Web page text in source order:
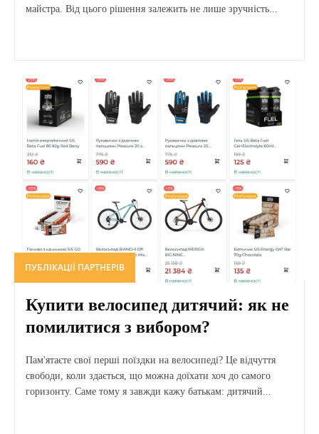
майстра. Від цього рішення залежить не лише зручність...
ПУБЛІКАЦІЇ ПАРТНЕРІВ
Купити велосипед дитячий: як не
помилитися з вибором?
Пам'ятаєте свої перші поїздки на велосипеді? Це відчуття
свободи, коли здається, що можна доїхати хоч до самого
горизонту. Саме тому я завжди кажу батькам: дитячий...